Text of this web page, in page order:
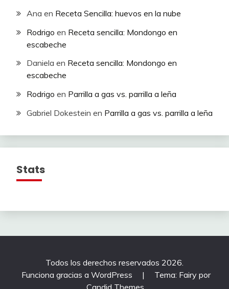
Ana en Receta Sencilla: huevos en la nube
Rodrigo en Receta sencilla: Mondongo en
escabeche
Daniela en Receta sencilla: Mondongo en
escabeche
Rodrigo en Parrilla a gas vs. parrilla a leña
Gabriel Dokestein en Parrilla a gas vs. parrilla a leña
Stats
Todos los derechos reservados 2026.
Funciona gracias a WordPress
|
Tema: Fairy por
Candid Themes